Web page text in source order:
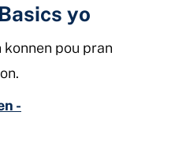
yo
konnen pou pran
-